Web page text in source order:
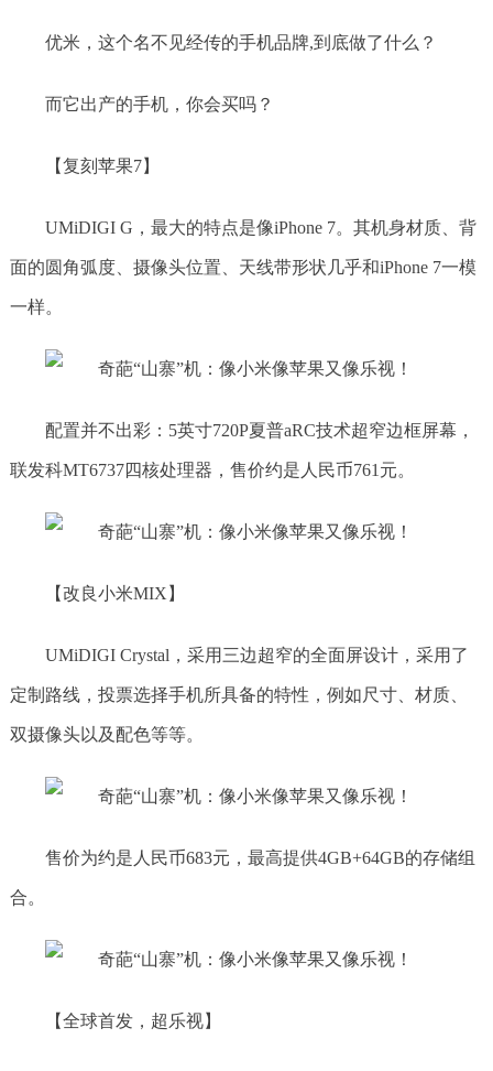
优米，这个名不见经传的手机品牌,到底做了什么？
而它出产的手机，你会买吗？
【复刻苹果7】
UMiDIGI G，最大的特点是像iPhone 7。其机身材质、背
面的圆角弧度、摄像头位置、天线带形状几乎和iPhone 7一模
一样。
配置并不出彩：5英寸720P夏普aRC技术超窄边框屏幕，
联发科MT6737四核处理器，售价约是人民币761元。
【改良小米MIX】
UMiDIGI Crystal，采用三边超窄的全面屏设计，采用了
定制路线，投票选择手机所具备的特性，例如尺寸、材质、
双摄像头以及配色等等。
售价为约是人民币683元，最高提供4GB+64GB的存储组
合。
【全球首发，超乐视】